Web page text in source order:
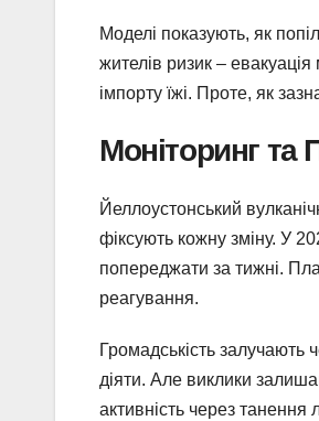
Моделі показують, як
жителів ризик –
імпорту їжі. Проте, як
Моніторинг та
Йеллоустонський
фіксують кожну зміну. У
попереджати за тижні.
реагування.
Громадськість залучають
діяти. Але виклики
активність через танення